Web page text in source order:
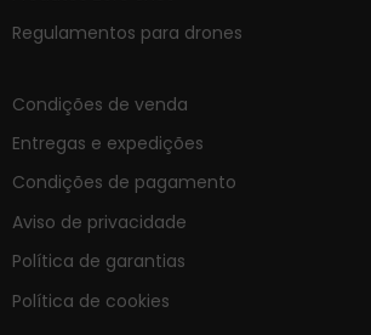
Regulamentos para drones
Condições de venda
Entregas e expedições
Condições de pagamento
Aviso de privacidade
Política de garantias
Política de cookies